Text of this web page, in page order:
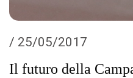
/ 25/05/2017
Il futuro della